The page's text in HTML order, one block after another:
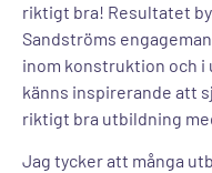
riktigt bra! Resultatet
Sandströms
inom konstruktion och i
känns inspirerande att
riktigt bra utbildning
Jag tycker att många